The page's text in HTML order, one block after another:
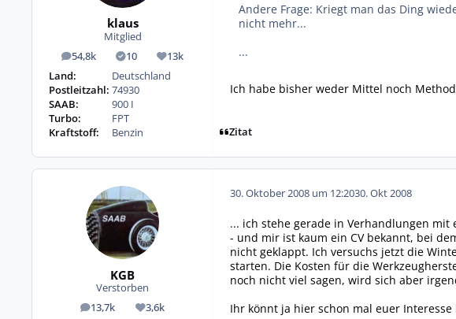
klaus
Mitglied
54,8k
Beiträge 10
Lösungen13k
Reputation
Land:
Deutschland
Postleitzahl: 74930
SAAB:
900 I
Turbo:
FPT
Kraftstoff:
Benzin
Andere Frage: Kriegt man das Ding
nicht mehr...
...
Ich habe bisher weder Mittel noch
Zitat
KGB
Verstorben
13,7k
Beiträge 3,6k
Reputation
30. Oktober 2008 um 12:2030. Okt 2008
... ich stehe gerade in Verhandlungen
- und mir ist kaum ein CV bekannt, bei
nicht geklappt. Ich versuchs jetzt die
starten. Die Kosten für die
noch nicht viel sagen, wird sich aber
Ihr könnt ja hier schon mal euer Interesse